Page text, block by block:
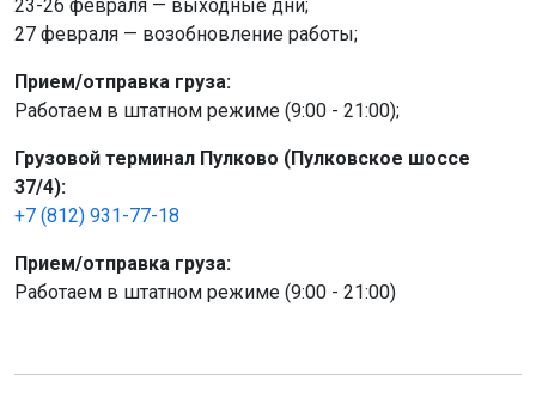
23-26 февраля — выходные дни;
27 февраля — возобновление работы;
Прием/отправка груза:
Работаем в штатном режиме (9:00 - 21:00);
Грузовой терминал Пулково (Пулковское шоссе
37/4):
+7 (812) 931-77-18
Прием/отправка груза:
Работаем в штатном режиме (9:00 - 21:00)